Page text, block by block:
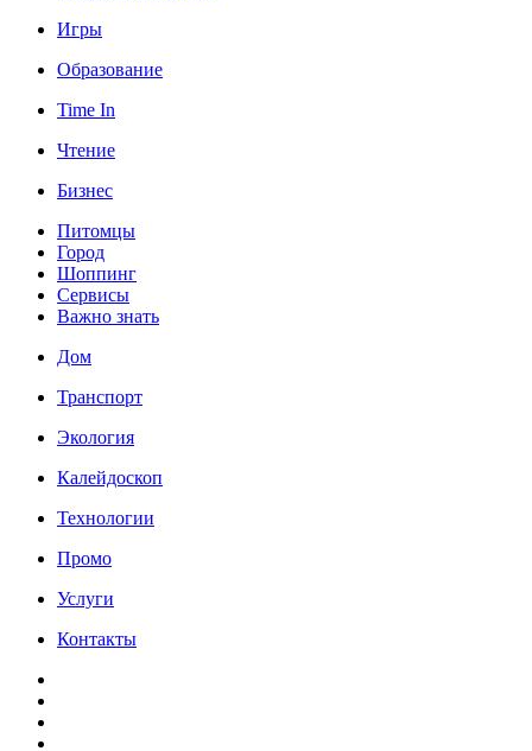
Игры
Образование
Time In
Чтение
Бизнес
Питомцы
Город
Шоппинг
Сервисы
Важно знать
Дом
Транспорт
Экология
Калейдоскоп
Технологии
Промо
Услуги
Контакты